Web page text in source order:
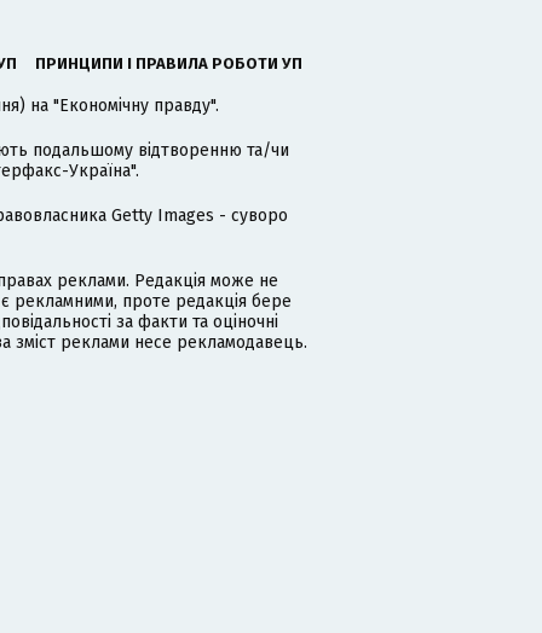
ПРИНЦИПИ І ПРАВИЛА РОБОТИ УП
на "Економічну правду".
подальшому відтворенню та/чи
Україна".
Getty Images - суворо
реклами. Редакція може не
рекламними, проте редакція бере
за факти та оціночні
зміст реклами несе рекламодавець.